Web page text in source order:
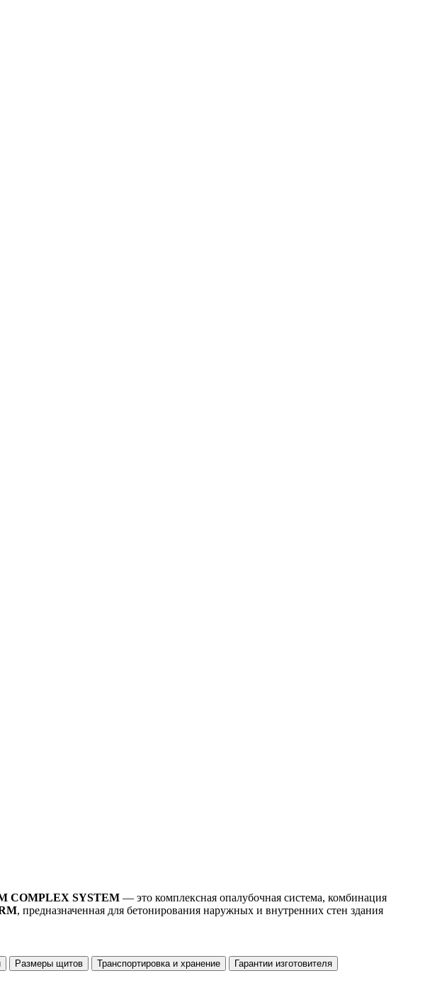
COMPLEX SYSTEM — это комплексная опалубочная система, комбинация
, предназначенная для бетонирования наружных и внутренних стен здания
Размеры щитов Транспортировка и хранение Гарантии изготовителя